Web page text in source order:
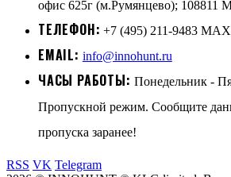
офис 625г (м.Румянцево); 108811
ТЕЛЕФОН: +7 (495) 211-9483
EMAIL: info@innohunt.ru
ЧАСЫ РАБОТЫ: Понедельник -
Пропускной режим. Сообщите
пропуска заранее!
RSS VK Telegram